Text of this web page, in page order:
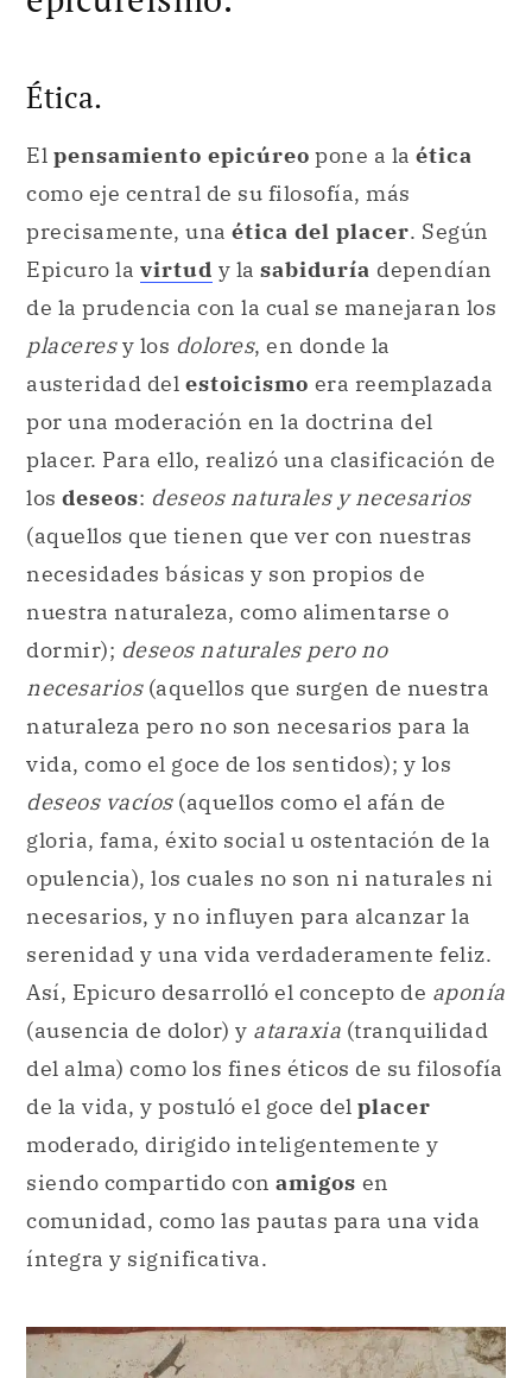
Ética.
El pensamiento epicúreo pone a la ética
como eje central de su filosofía, más
precisamente, una ética del placer. Según
Epicuro la virtud y la sabiduría dependían
de la prudencia con la cual se manejaran los
placeresy los dolores, en donde la
austeridad del estoicismo era reemplazada
por una moderación en la doctrina del
placer. Para ello, realizó una clasificación de
los deseos: deseos naturales y necesarios
(aquellos que tienen que ver con nuestras
necesidades básicas y son propios de
nuestra naturaleza, como alimentarse o
dormir); deseos naturales pero no
necesarios(aquellos que surgen de nuestra
naturaleza pero no son necesarios para la
vida, como el goce de los sentidos); y los
deseos vacíos(aquellos como el afán de
gloria, fama, éxito social u ostentación de la
opulencia), los cuales no son ni naturales ni
necesarios, y no influyen para alcanzar la
serenidad y una vida verdaderamente feliz.
Así, Epicuro desarrolló el concepto de aponía
(ausencia de dolor) y ataraxia (tranquilidad
del alma) como los fines éticos de su filosofía
de la vida, y postuló el goce del placer
moderado, dirigido inteligentemente y
siendo compartido con amigos en
comunidad, como las pautas para una vida
íntegra y significativa.